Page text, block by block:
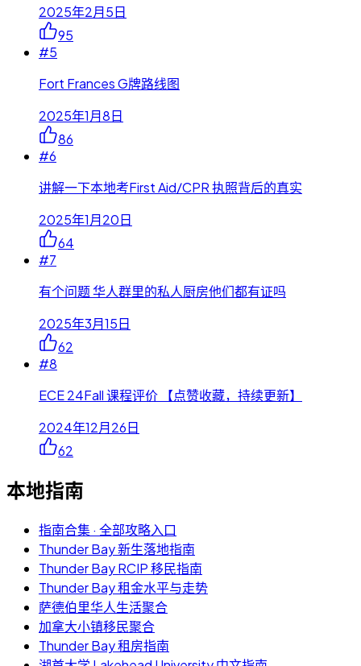
2025年2月5日
95
#5
Fort Frances G牌路线图
2025年1月8日
86
#6
讲解一下本地考First Aid/CPR 执照背后的真实
2025年1月20日
64
#7
有个问题 华人群里的私人厨房他们都有证吗
2025年3月15日
62
#8
ECE 24Fall 课程评价 【点赞收藏，持续更新】
2024年12月26日
62
本地指南
指南合集 · 全部攻略入口
Thunder Bay 新生落地指南
Thunder Bay RCIP 移民指南
Thunder Bay 租金水平与走势
萨德伯里华人生活聚合
加拿大小镇移民聚合
Thunder Bay 租房指南